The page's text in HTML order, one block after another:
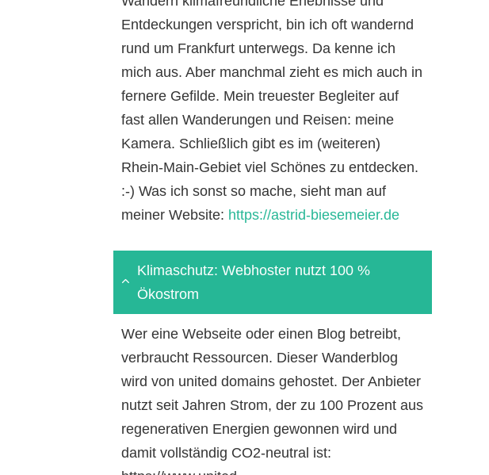
Entdeckungen verspricht, bin ich oft wandernd
rund um Frankfurt unterwegs. Da kenne ich
mich aus. Aber manchmal zieht es mich auch in
fernere Gefilde. Mein treuester Begleiter auf
fast allen Wanderungen und Reisen: meine
Kamera. Schließlich gibt es im (weiteren)
Rhein-Main-Gebiet viel Schönes zu entdecken.
:-) Was ich sonst so mache, sieht man auf
meiner Website: https://astrid-biesemeier.de
Klimaschutz: Webhoster nutzt 100 %
Ökostrom
Wer eine Webseite oder einen Blog betreibt,
verbraucht Ressourcen. Dieser Wanderblog
wird von united domains gehostet. Der Anbieter
nutzt seit Jahren Strom, der zu 100 Prozent aus
regenerativen Energien gewonnen wird und
damit vollständig CO2-neutral ist: